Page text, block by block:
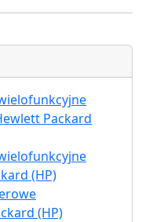
Packard
(HP)
(HP)